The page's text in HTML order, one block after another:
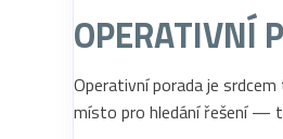
OPERATIVNÍ
Operativní porada je
místo pro hledání řešení —